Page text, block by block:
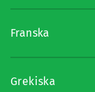
Franska
Grekiska